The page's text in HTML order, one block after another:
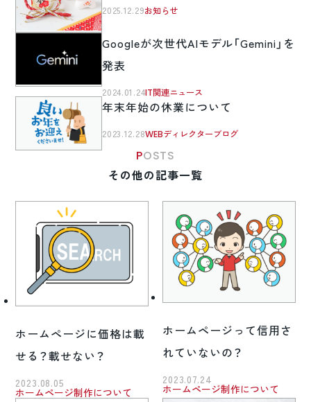
2025.12.29お知らせ
Googleが次世代AIモデル「Gemini」を
発表
2024.01.24IT関連ニュース
年末年始の休業について
2023.12.28WEBディレクターブログ
POSTS
その他の記事一覧
ホームページに価格は載
せる？載せない？
2023.08.05
ホームページ制作について
ホームページって信用さ
れていないの？
2023.07.24
ホームページ制作について